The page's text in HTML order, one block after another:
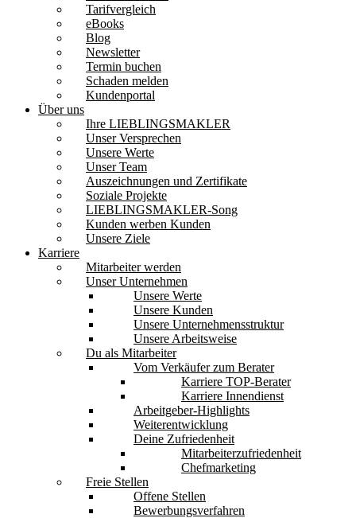
Tarifvergleich
eBooks
Blog
Newsletter
Termin buchen
Schaden melden
Kundenportal
Über uns
Ihre LIEBLINGSMAKLER
Unser Versprechen
Unsere Werte
Unser Team
Auszeichnungen und Zertifikate
Soziale Projekte
LIEBLINGSMAKLER-Song
Kunden werben Kunden
Unsere Ziele
Karriere
Mitarbeiter werden
Unser Unternehmen
Unsere Werte
Unsere Kunden
Unsere Unternehmensstruktur
Unsere Arbeitsweise
Du als Mitarbeiter
Vom Verkäufer zum Berater
Karriere TOP-Berater
Karriere Innendienst
Arbeitgeber-Highlights
Weiterentwicklung
Deine Zufriedenheit
Mitarbeiterzufriedenheit
Chefmarketing
Freie Stellen
Offene Stellen
Bewerbungsverfahren